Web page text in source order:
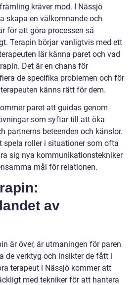
kräver mod. I Nässjö
skapa en välkomnande och
för att göra processen så
Terapin börjar vanligtvis med ett
lär känna paret och vad
Det är en chans för
de specifika problemen och för
känns rätt för dem.
paret att guidas genom
som syftar till att öka
partnerns beteenden och känslor.
spela roller i situationer som ofta
sig nya kommunikationstekniker
mål för relationen.
av
är över, är utmaningen för paren
de verktyg och insikter de fått i
terapeut i Nässjö kommer att
med tekniker för att hantera